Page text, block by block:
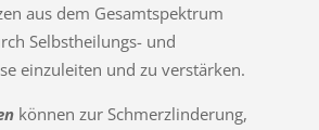
aus dem Gesamtspek­trum
Selbstheilungs- und
einzuleiten und zu verstärken.
können zur Schmerzlinderung,